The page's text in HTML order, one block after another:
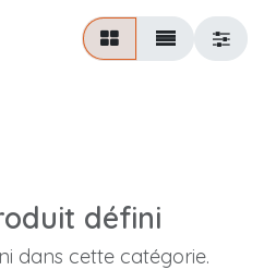
défini
dans cette catégorie.